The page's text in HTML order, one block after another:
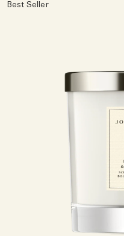
Best Seller